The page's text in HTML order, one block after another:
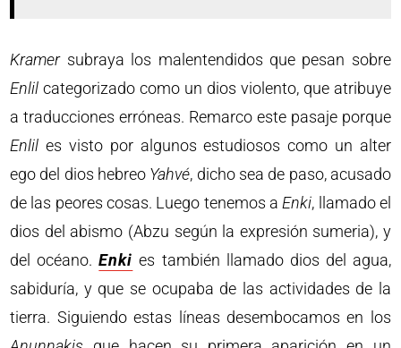
Kramersubraya los malentendidos que pesan sobre
Enlil categorizado como un dios violento, que atribuye
a traducciones erróneas. Remarco este pasaje porque
Enlil es visto por algunos estudiosos como un alter
ego del dios hebreo Yahvé, dicho sea de paso, acusado
de las peores cosas. Luego tenemos a Enki, llamado el
dios del abismo (Abzu según la expresión sumeria), y
del océano.Enki es también llamado dios del agua,
sabiduría, y que se ocupaba de las actividades de la
tierra. Siguiendo estas líneas desembocamos en los